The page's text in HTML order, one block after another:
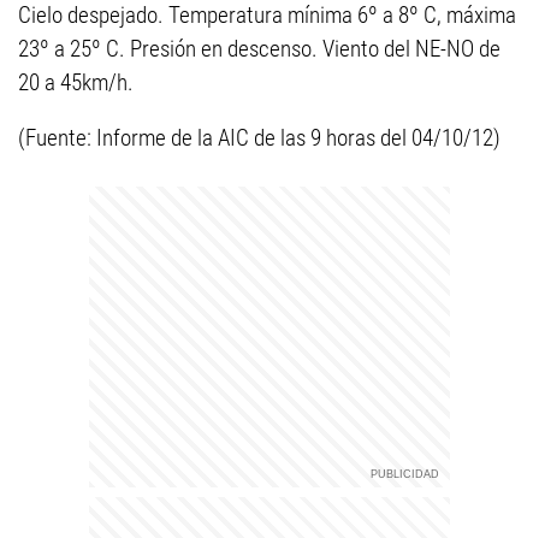
Cielo despejado. Temperatura mínima 6º a 8º C, máxima
23º a 25º C. Presión en descenso. Viento del NE-NO de
20 a 45km/h.
(Fuente: Informe de la AIC de las 9 horas del 04/10/12)